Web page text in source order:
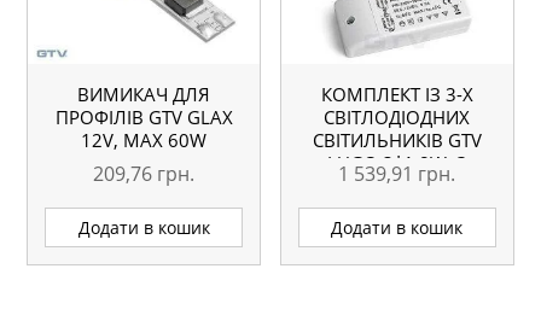
ВИМИКАЧ ДЛЯ
ПРОФІЛІВ GTV GLAX
12V, MAX 60W
209,76 грн.
Додати в кошик
КОМПЛЕКТ ІЗ 3-Х
СВІТЛОДІОДНИХ
СВІТИЛЬНИКІВ GTV
LUGO 3*1,8W, З
ТРАНСФОРМАТОРОМ,
АЛЮМІНІЙ
1 539,91 грн.
Додати в кошик